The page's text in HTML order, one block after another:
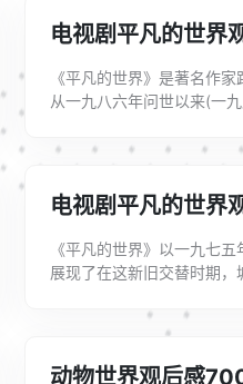
电视剧平凡的世界
《平凡的世界》是著名作
从一九八六年问世以来(一
电视剧平凡的世界
《平凡的世界》以一九七
展现了在这新旧交替时期，
动物世界观后感